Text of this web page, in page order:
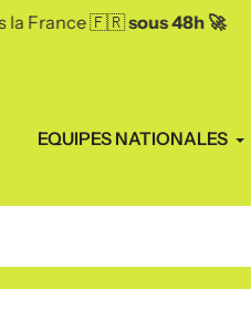
🇫🇷sous 48h 🚀
EQUIPES NATIONALES